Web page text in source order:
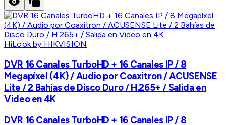
HiLook by HIKVISION
DVR 16 Canales TurboHD + 16 Canales IP / 8
Megapíxel (4K) / Audio por Coaxitron / ACUSENSE
Lite / 2 Bahías de Disco Duro / H.265+ / Salida en
Video en 4K
DVR 16 Canales TurboHD + 16 Canales IP / 8